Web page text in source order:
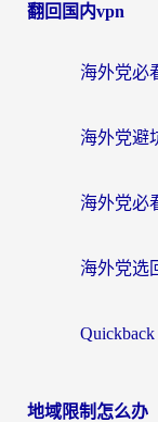
翻回国内vpn
地域限制怎么办